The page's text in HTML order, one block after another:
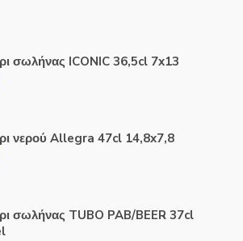
σωλήνας ICONIC 36,5cl 7x13
νερού Allegra 47cl 14,8x7,8
σωλήνας TUBO PAB/BEER 37cl